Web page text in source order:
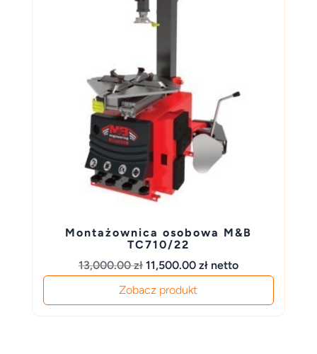
Montażownica osobowa M&B
TC710/22
13,000.00zł Pierwotna
wynosiła:
13,000.00 zł.
11,500.00 złAktualna
wynosi:
11,500.00 zł.
netto
Zobacz produkt